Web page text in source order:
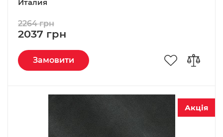
Италия
2037 грн
2264 грн
Замовити
Акція